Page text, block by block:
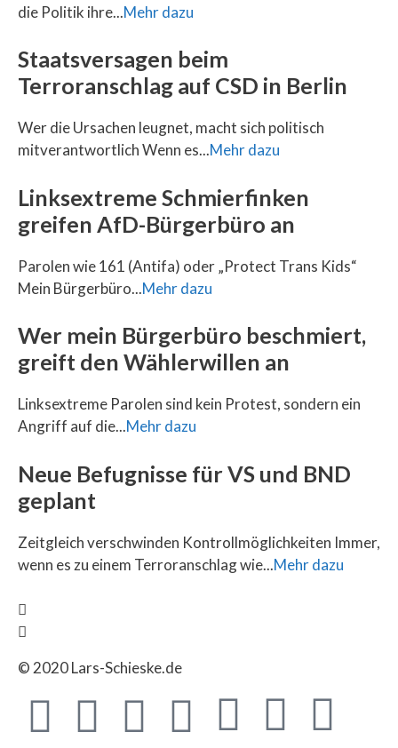
die Politik ihre...Mehr dazu
Staatsversagen beim
Terroranschlag auf CSD in Berlin
Wer die Ursachen leugnet, macht sich politisch
mitverantwortlich Wenn es...Mehr dazu
Linksextreme Schmierfinken
greifen AfD-Bürgerbüro an
Parolen wie 161 (Antifa) oder „Protect Trans Kids“
Mein Bürgerbüro...Mehr dazu
Wer mein Bürgerbüro beschmiert,
greift den Wählerwillen an
Linksextreme Parolen sind kein Protest, sondern ein
Angriff auf die...Mehr dazu
Neue Befugnisse für VS und BND
geplant
Zeitgleich verschwinden Kontrollmöglichkeiten Immer,
wenn es zu einem Terroranschlag wie...Mehr dazu
© 2020 Lars-Schieske.de